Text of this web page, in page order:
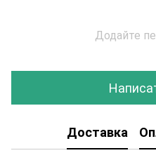
Додайте
Доставка